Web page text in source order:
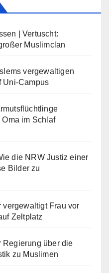
| Vertuscht:
Muslimclan
vergewaltigen
Uni-Campus
im Schlaf
die NRW Justiz einer
Bilder zu
vergewaltigt Frau vor
Zeltplatz
Regierung über die
zu Muslimen